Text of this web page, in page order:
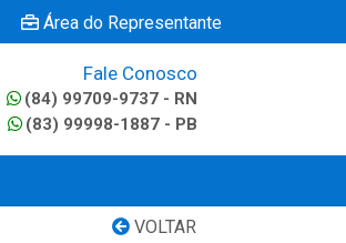
Área do Representante
Fale Conosco
(84) 99709-9737 - RN
(83) 99998-1887 - PB
VOLTAR